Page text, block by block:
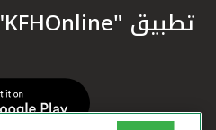
تطبيق "KFHOnline" للهواتف الذكية